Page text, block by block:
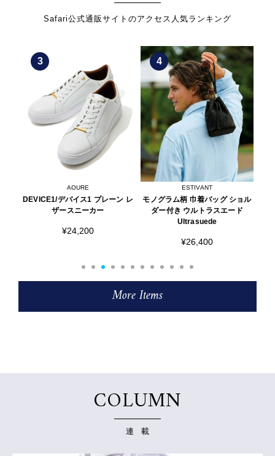
Safari公式通販サイトのアクセス人気ランキング
3
AOURE
DEVICE1/デバイス1 プレーン レ
ザースニーカー
¥24,200
4
ESTIVANT
モノグラム柄 巾着バッグ ショル
ダー付き ウルトラスエード
Ultrasuede
¥26,400
More Items
COLUMN
連 載